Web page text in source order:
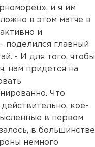
и я им
в этом матче в
и
поделился главный
- И для того, чтобы
нам придется на
Что
кое-
в первом
в большинстве
немного